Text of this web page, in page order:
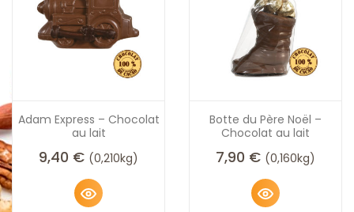
Adam Express – Chocolat
au lait
9,40 € (0,210kg)
Botte du Père Noël –
Chocolat au lait
7,90 € (0,160kg)